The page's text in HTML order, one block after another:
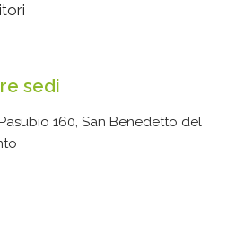
sedi
160, San Benedetto del